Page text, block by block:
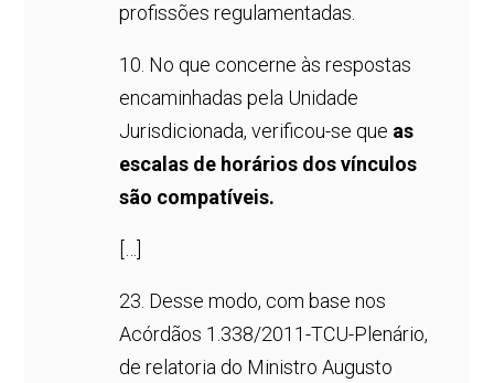
profissões regulamentadas.
10. No que concerne às respostas
encaminhadas pela Unidade
Jurisdicionada, verificou-se que as
escalas de horários dos vínculos
são compatíveis.
23. Desse modo, com base nos
Acórdãos 1.338/2011-TCU-Plenário,
de relatoria do Ministro Augusto